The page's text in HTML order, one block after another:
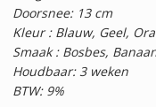
Doorsnee: 13 cm
Kleur : Blauw, Geel,
Smaak : Bosbes,
Houdbaar: 3 weken
BTW: 9%